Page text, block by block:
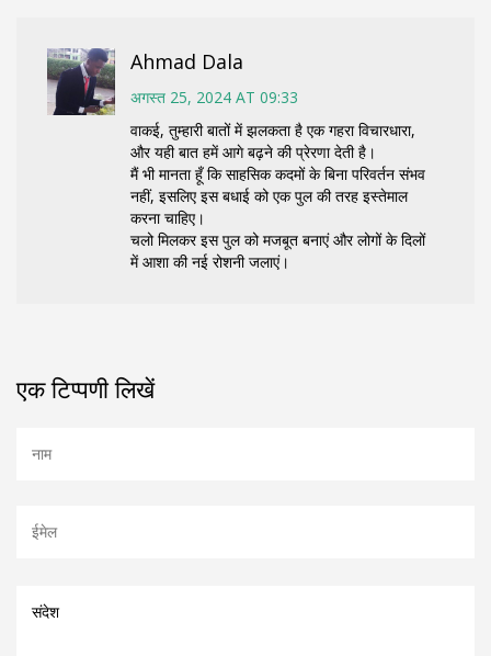
Ahmad Dala
अगस्त 25, 2024 AT 09:33
वाकई, तुम्हारी बातों में झलकता है एक गहरा विचारधारा,
और यही बात हमें आगे बढ़ने की प्रेरणा देती है।
मैं भी मानता हूँ कि साहसिक कदमों के बिना परिवर्तन संभव
नहीं, इसलिए इस बधाई को एक पुल की तरह इस्तेमाल
करना चाहिए।
चलो मिलकर इस पुल को मजबूत बनाएं और लोगों के दिलों
में आशा की नई रोशनी जलाएं।
एक टिप्पणी लिखें